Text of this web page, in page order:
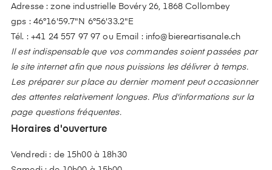
Adresse : zone industrielle Bovéry 26, 1868 Collombey
gps : 46°16'59.7"N 6°56'33.2"E
Tél. : +41 24 557 97 97 ou Email : info@biereartisanale.ch
Il est indispensable que vos commandes soient passées par
le site internet afin que nous puissions les délivrer à temps.
Les préparer sur place au dernier moment peut occasionner
des attentes relativement longues. Plus d'informations sur la
page questions fréquentes.
Horaires d'ouverture
Vendredi : de 15h00 à 18h30